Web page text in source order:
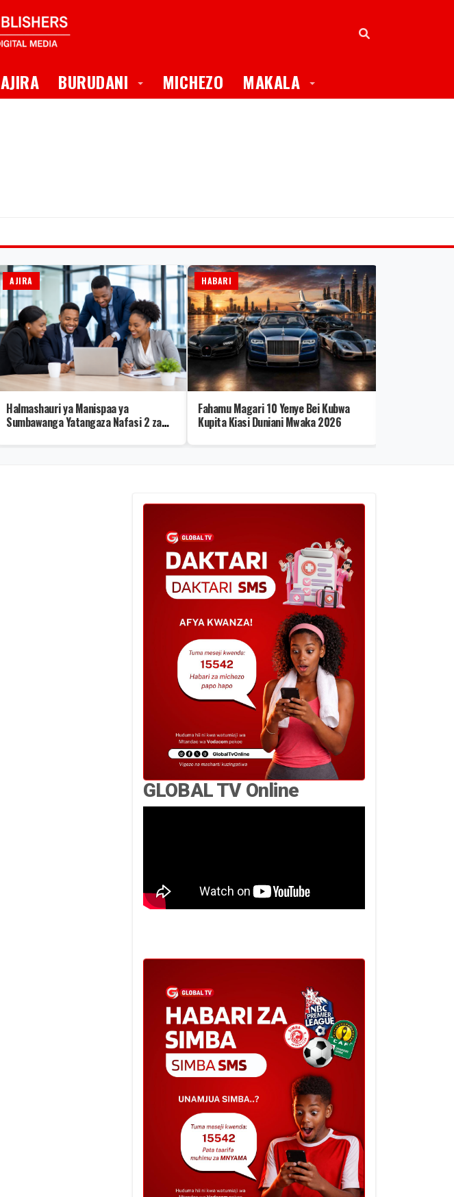
AJIRA BURUDANI Toggle Dropdown
MICHEZO MAKALA Toggle Dropdown
AJIRA
Halmashauri ya Manispaa ya
Sumbawanga Yatangaza Nafasi 2 za
HABARI
Fahamu Magari 10 Yenye Bei Kubwa
Kupita Kiasi Duniani Mwaka 2026
GLOBAL TV Online